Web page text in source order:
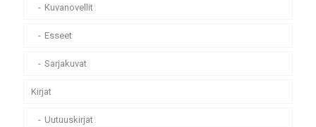
Kuvanovellit
Esseet
Sarjakuvat
Kirjat
Uutuuskirjat